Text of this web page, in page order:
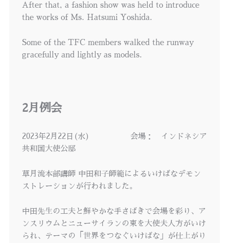
After that, a fashion show was held to introduce
the works of Ms. Hatsumi Yoshida.
Some of the TFC members walked the runway
gracefully and lightly as models.
2月例会
2023年2月22日(水) 会場： インドネシア
共和国大使公邸
草月流本部講師 中田和子師範によるいけばなデモン
ストレーションが行われました。
中田先生の工夫と鮮やかな手さばきで会場を彩り、ア
ンスリウムとニューサイランの束を大使夫人方がいけ
られ、テーマの「世界をつなぐいけばな」が仕上がり